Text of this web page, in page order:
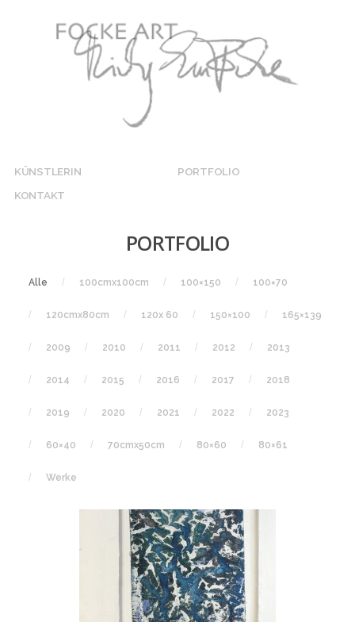
KÜNSTLERIN
PORTFOLIO
KONTAKT
PORTFOLIO
Alle 100cmx100cm 100×150 100×70
120cmx80cm 120x 60 150×100 165×139
2009 2010 2011 2012 2013
2014 2015 2016 2017 2018
2019 2020 2021 2022 2023
60×40 70cmx50cm 80×60 80×61
Werke